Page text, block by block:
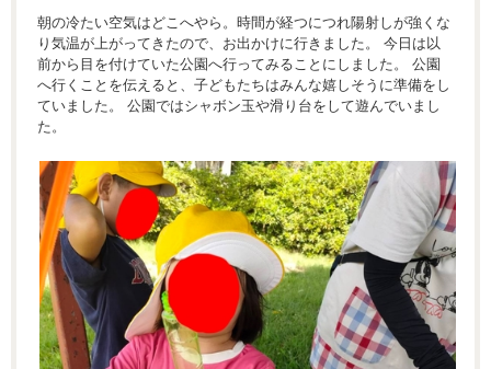
朝の冷たい空気はどこへやら。時間が経つにつれ陽射しが強くな
り気温が上がってきたので、お出かけに行きました。 今日は以
前から目を付けていた公園へ行ってみることにしました。 公園
へ行くことを伝えると、子どもたちはみんな嬉しそうに準備をし
ていました。 公園ではシャボン玉や滑り台をして遊んでいまし
た。